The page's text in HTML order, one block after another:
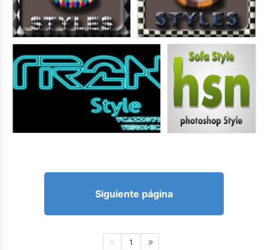
Siguiente página
1